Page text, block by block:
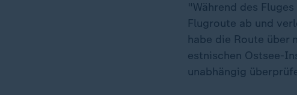
"Während des
Flugroute ab und
habe die Route über
estnischen Ostsee-
unabhängig